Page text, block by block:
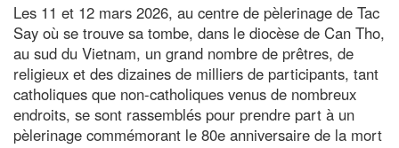
Les 11 et 12 mars 2026, au centre de pèlerinage de Tac
Say où se trouve sa tombe, dans le diocèse de Can Tho,
au sud du Vietnam, un grand nombre de prêtres, de
religieux et des dizaines de milliers de participants, tant
catholiques que non-catholiques venus de nombreux
endroits, se sont rassemblés pour prendre part à un
pèlerinage commémorant le 80e anniversaire de la mort